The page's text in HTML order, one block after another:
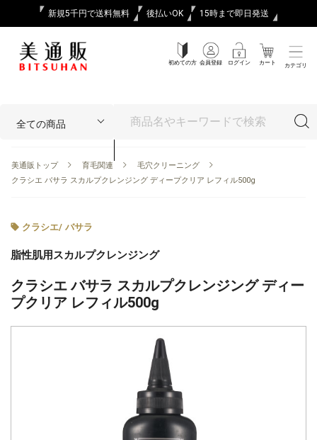
新規5千円で送料無料 後払いOK 15時まで即日発送
初めての方 会員登録 ログイン カート カテゴリ
美通販トップ 育毛関連
毛穴クリーニング
クラシエ バサラ スカルプクレンジング ディープクリア レフィル500g
クラシエ/ バサラ
脂性肌用スカルプクレンジング
クラシエ バサラ スカルプクレンジング ディー
プクリア レフィル500g